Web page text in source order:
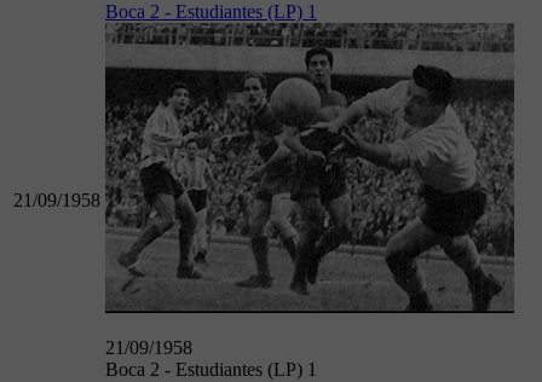
21/09/1958
Boca 2 - Estudiantes (LP) 1
21/09/1958
Boca 2 - Estudiantes (LP) 1